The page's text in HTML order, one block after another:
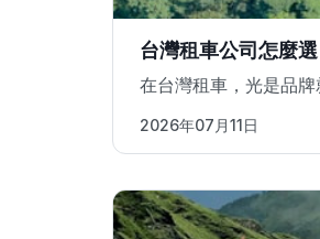
台灣租車公司怎麼
在台灣租車，光是品
2026年07月11日